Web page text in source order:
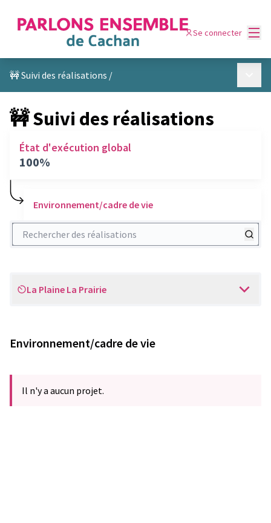
Se connecter
🚧 Suivi des réalisations /
🚧 Suivi des réalisations
État d'exécution global
100%
Environnement/cadre de vie
Rechercher des réalisations
Scope
La Plaine La Prairie
Environnement/cadre de vie
Il n'y a aucun projet.